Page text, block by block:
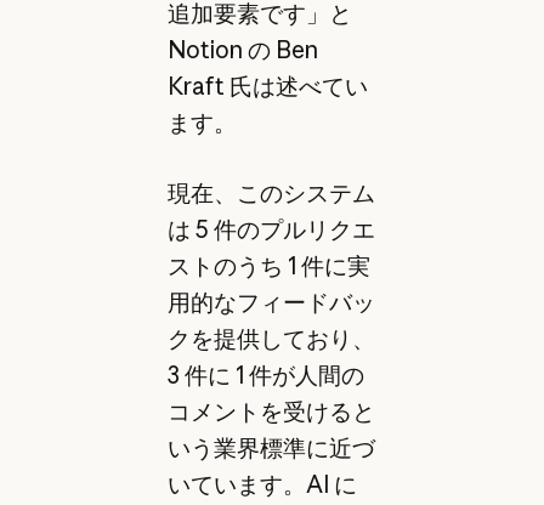
追加要素です」と
Notion の Ben
Kraft 氏は述べてい
ます。
現在、このシステム
は 5 件のプルリクエ
ストのうち 1 件に実
用的なフィードバッ
クを提供しており、
3 件に 1 件が人間の
コメントを受けると
いう業界標準に近づ
いています。AI に